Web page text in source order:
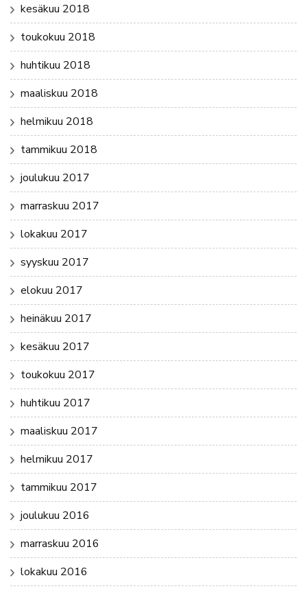
kesäkuu 2018
toukokuu 2018
huhtikuu 2018
maaliskuu 2018
helmikuu 2018
tammikuu 2018
joulukuu 2017
marraskuu 2017
lokakuu 2017
syyskuu 2017
elokuu 2017
heinäkuu 2017
kesäkuu 2017
toukokuu 2017
huhtikuu 2017
maaliskuu 2017
helmikuu 2017
tammikuu 2017
joulukuu 2016
marraskuu 2016
lokakuu 2016